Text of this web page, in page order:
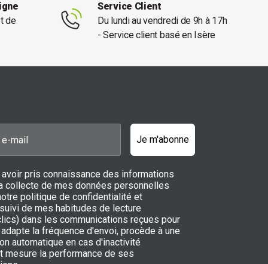
de
Service Client
Du lundi au vendredi de 9h à 17h
- Service client basé en Isère
Je m'abonne
pris connaissance des informations
collecte de mes données personnelles
politique de confidentialité et
de mes habitudes de lecture
dans les communications reçues pour
la fréquence d'envoi, procède à une
automatique en cas d'inactivité
mesure la performance de ses